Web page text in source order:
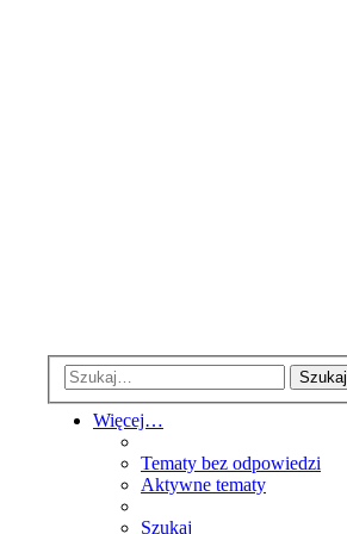
Szukaj
Więcej…
Tematy bez odpowiedzi
Aktywne tematy
Szukaj